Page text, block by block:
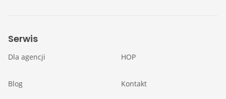
Serwis
Dla agencji HOP
Blog Kontakt